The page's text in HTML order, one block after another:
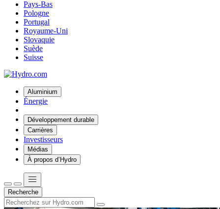
Pays-Bas
Pologne
Portugal
Royaume-Uni
Slovaquie
Suède
Suisse
Aluminium
Énergie
Développement durable
Carrières
Investisseurs
Médias
À propos d’Hydro
Recherche